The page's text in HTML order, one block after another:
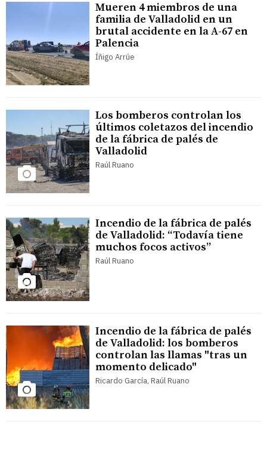
Mueren 4 miembros de una
familia de Valladolid en un
brutal accidente en la A-67 en
Palencia
Íñigo Arrúe
Los bomberos controlan los
últimos coletazos del incendio
de la fábrica de palés de
Valladolid
Raúl Ruano
Incendio de la fábrica de palés
de Valladolid: “Todavía tiene
muchos focos activos”
Raúl Ruano
Incendio de la fábrica de palés
de Valladolid: los bomberos
controlan las llamas "tras un
momento delicado"
Ricardo García, Raúl Ruano